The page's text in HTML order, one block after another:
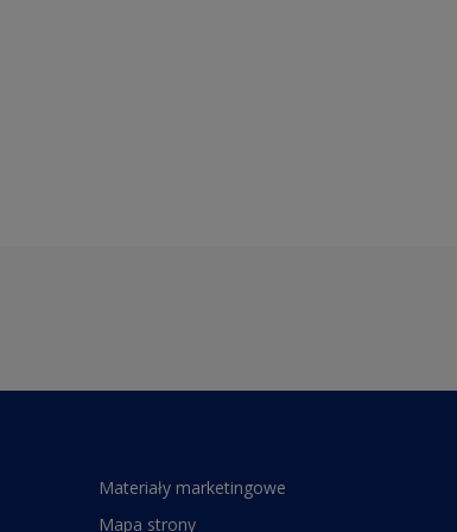
Materiały marketingowe
Mapa strony